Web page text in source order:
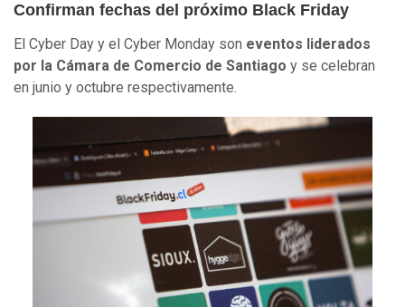
Confirman fechas del próximo Black Friday
El Cyber Day y el Cyber Monday son eventos liderados
por la Cámara de Comercio de Santiago y se celebran
en junio y octubre respectivamente.